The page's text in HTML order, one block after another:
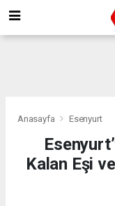
Anasayfa Esenyurt
Kalan Eşi